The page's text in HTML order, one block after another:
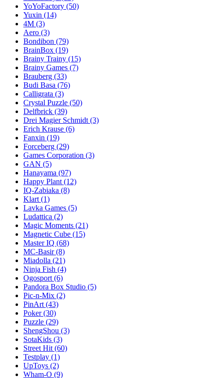
YoYoFactory (50)
Yuxin (14)
4M (3)
Aero (3)
Bondibon (79)
BrainBox (19)
Brainy Trainy (15)
Brainy Games (7)
Brauberg (33)
Budi Basa (76)
Calligrata (3)
Crystal Puzzle (50)
Delfbrick (39)
Drei Magier Schmidt (3)
Erich Krause (6)
Fanxin (19)
Forceberg (29)
Games Corporation (3)
GAN (5)
Hanayama (97)
Happy Plant (12)
IQ-Zabiaka (8)
Klart (1)
Lavka Games (5)
Ludattica (2)
Magic Moments (21)
Magnetic Cube (15)
Master IQ (68)
MC-Basir(8)
Miadolla (21)
Ninja Fish (4)
Ogosport (6)
Pandora Box Studio (5)
Pic-n-Mix (2)
PinArt (43)
Poker(30)
Puzzle (29)
ShengShou (3)
SotaKids (3)
Street Hit (60)
Testplay (1)
UpToys (2)
Wham-O (9)